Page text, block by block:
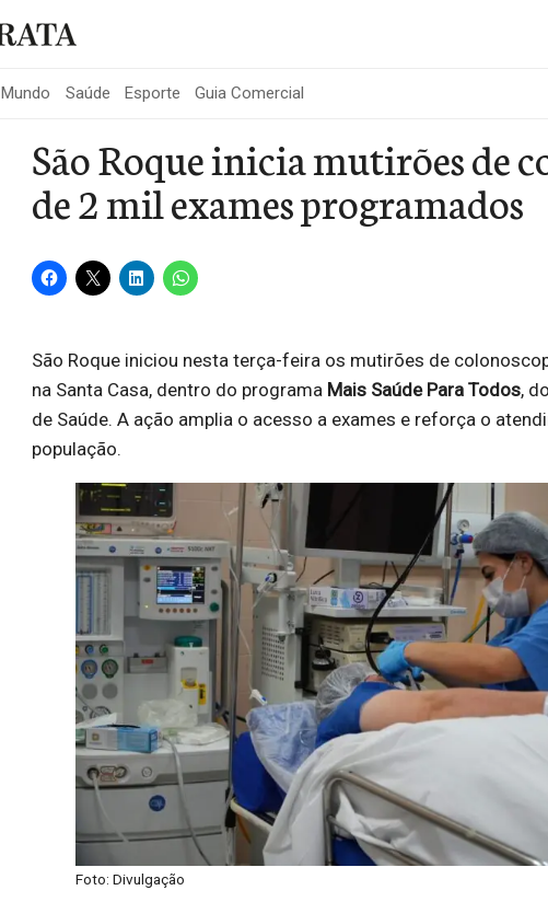
Mundo Saúde Esporte Guia Comercial
São Roque inicia mutirões de
de 2 mil exames programados
São Roque iniciou nesta terça-feira os mutirões de
na Santa Casa, dentro do programa Mais Saúde Para Todos,
de Saúde. A ação amplia o acesso a exames e reforça o
população.
Foto: Divulgação